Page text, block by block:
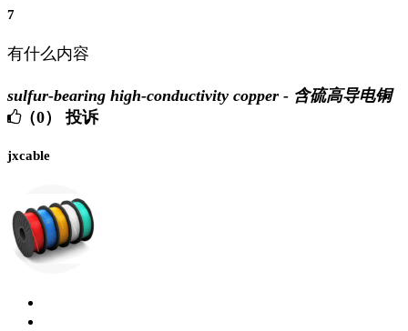
7
有什么内容
sulfur-bearing high-conductivity copper - 含硫高导电铜
（0）
投诉
jxcable